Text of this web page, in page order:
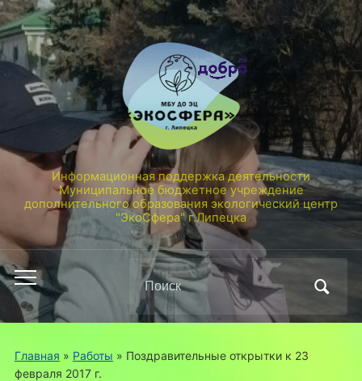
Информационная поддержка деятельности
Муниципальное бюджетное учреждение
дополнительного образования экологический центр
"ЭкоСфера" г.Липецка
Переключить
мобильное
меню
Поиск
по:
Главная » Работы » Поздравительные открытки к 23
февраля 2017 г.